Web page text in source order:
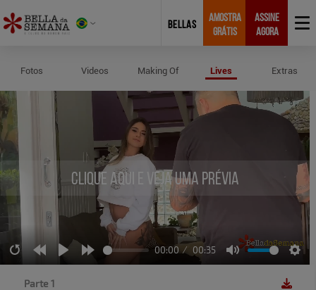
BELLAS
AMOSTRA
GRÁTIS
ASSINE
AGORA
Fotos Videos Making Of Lives Extras
Clique aqui e veja uma prévia
RestartRewind
10s
Play Forward
00:00 00:35
Mute